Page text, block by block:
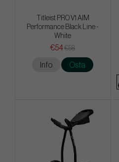
Titleist PRO V1 AIM
Performance Black Line -
White
€54€58
Info Osta